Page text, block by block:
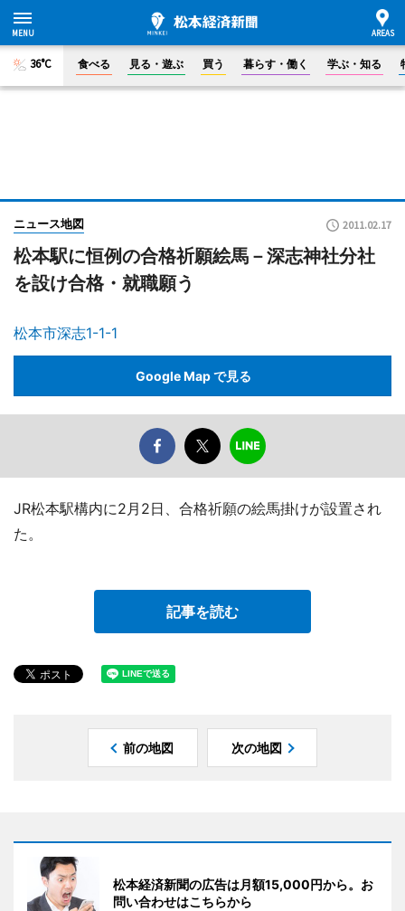
36°C 食べる 見る・遊ぶ 買う 暮らす・働く 学ぶ・知る
ニュース地図 2011.02.17
松本駅に恒例の合格祈願絵馬－深志神社分社
を設け合格・就職願う
松本市深志1-1-1
Google Map で見る
JR松本駅構内に2月2日、合格祈願の絵馬掛けが設置され
た。
記事を読む
前の地図 次の地図
松本経済新聞の広告は月額15,000円から。お
問い合わせはこちらから